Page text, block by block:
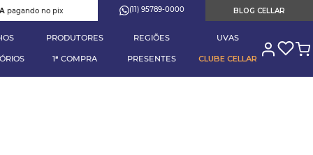
pagando no pix (11) 95789-0000 BLOG CELLAR
PRODUTORES REGIÕES UVAS
1ª COMPRA PRESENTES CLUBE CELLAR